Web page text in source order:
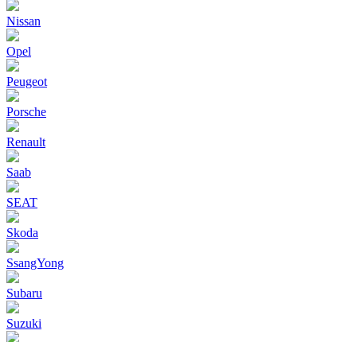
Nissan
Opel
Peugeot
Porsche
Renault
Saab
SEAT
Skoda
SsangYong
Subaru
Suzuki